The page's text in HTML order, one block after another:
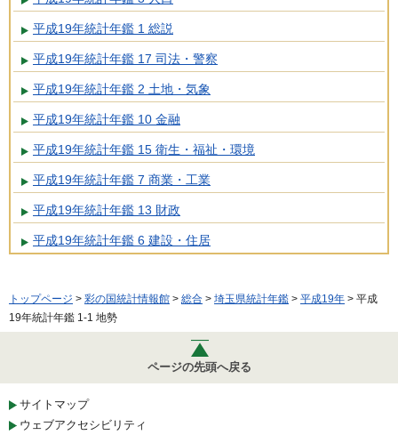
平成19年統計年鑑 1 総説
平成19年統計年鑑 17 司法・警察
平成19年統計年鑑 2 土地・気象
平成19年統計年鑑 10 金融
平成19年統計年鑑 15 衛生・福祉・環境
平成19年統計年鑑 7 商業・工業
平成19年統計年鑑 13 財政
平成19年統計年鑑 6 建設・住居
トップページ > 彩の国統計情報館 > 総合 > 埼玉県統計年鑑 > 平成19年 > 平成
19年統計年鑑 1-1 地勢
ページの先頭へ戻る
サイトマップ
ウェブアクセシビリティ